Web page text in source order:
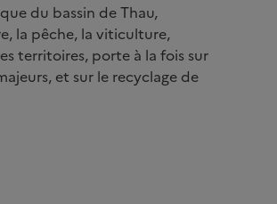
du bassin de Thau,
la pêche, la viticulture,
territoires, porte à la fois sur
et sur le recyclage de